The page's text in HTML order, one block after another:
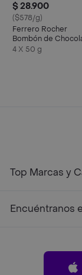
$ 28.900
($578/g)
Ferrero Rocher
Bombón de
y Avellana
4 X 50 g
Top Marcas y
Encuéntranos